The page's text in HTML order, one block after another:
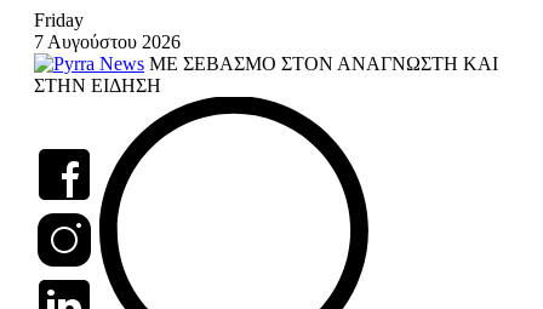
Skip
content
Friday
7 Αυγούστου 2026
ΜΕ ΣΕΒΑΣΜΟ ΣΤΟΝ ΑΝΑΓΝΩΣΤΗ ΚΑΙ
ΣΤΗΝ ΕΙΔΗΣΗ